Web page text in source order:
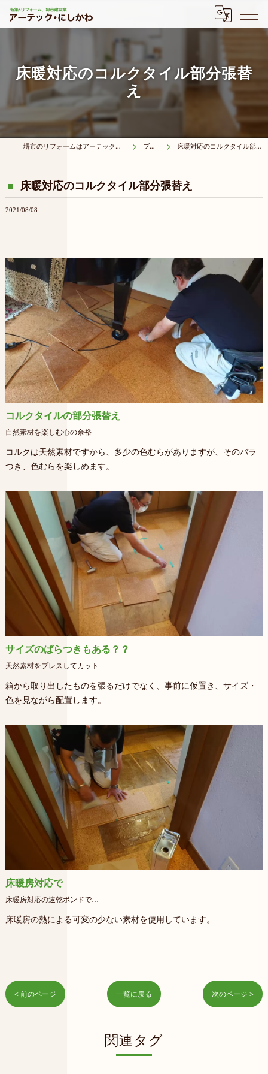
床暖対応のコルクタイル部分張替
え
堺市のリフォームはアーテック・にしかわ ブログ 床暖対応のコルクタイル部分張替え
床暖対応のコルクタイル部分張替え
2021/08/08
コルクタイルの部分張替え
自然素材を楽しむ心の余裕
コルクは天然素材ですから、多少の色むらがありますが、そのバラ
つき、色むらを楽しめます。
サイズのばらつきもある？？
天然素材をプレスしてカット
箱から取り出したものを張るだけでなく、事前に仮置き、サイズ・
色を見ながら配置します。
床暖房対応で
床暖房対応の速乾ボンドで…
床暖房の熱による可変の少ない素材を使用しています。
< 前のページ 一覧に戻る 次のページ >
関連タグ